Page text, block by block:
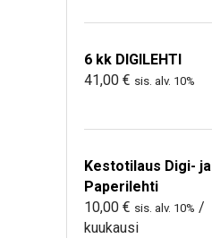
6 kk DIGILEHTI
41,00 € sis. alv. 10%
Kestotilaus Digi- ja
Paperilehti
10,00 € sis. alv. 10% /
kuukausi